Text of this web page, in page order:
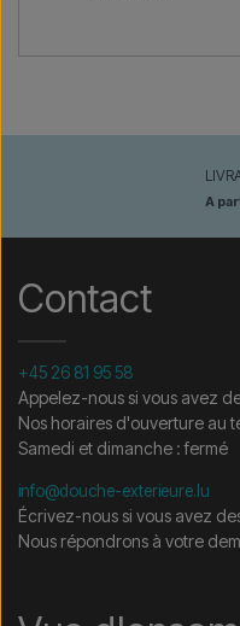
A
Contact
+45 26 81 95 58
Appelez-nous si vous avez
Nos horaires d'ouverture au
Samedi et dimanche : fermé
info@douche-exterieure.lu
Écrivez-nous si vous avez
Nous répondrons à votre